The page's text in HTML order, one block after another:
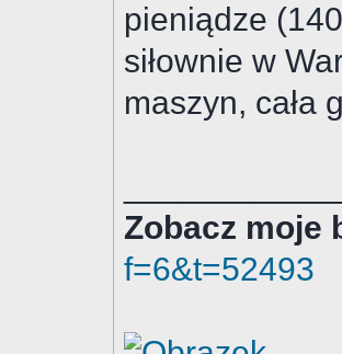
pieniądze
siłownie w
maszyn, cała
Zobacz moje
f=6&t=52493